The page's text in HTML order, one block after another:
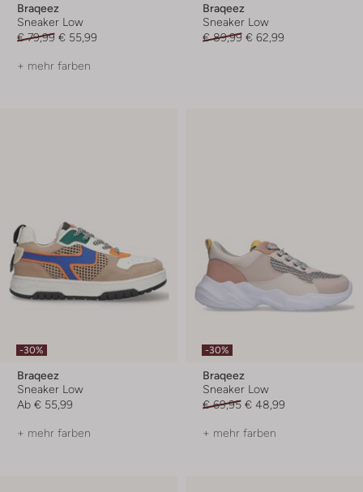
Braqeez
Sneaker Low
€ 79,99 € 55,99
+ mehr farben
Braqeez
Sneaker Low
€ 89,99 € 62,99
-30%
Braqeez
Sneaker Low
Ab € 55,99
+ mehr farben
-30%
Braqeez
Sneaker Low
€ 69,95 € 48,99
+ mehr farben